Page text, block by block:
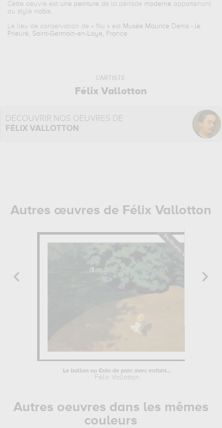
Cette oeuvre est une peinture de la période moderne appartenant
au style nabis.
Le lieu de conservation de « Nu » est Musée Maurice Denis - le
Prieuré, Saint-Germain-en-Laye, France.
L'ARTISTE
Félix Vallotton
DÉCOUVRIR NOS OEUVRES DE
FÉLIX VALLOTTON
Autres œuvres de Félix Vallotton
Le ballon ou Coin de parc avec enfant...
Félix Vallotton
Autres oeuvres dans les mêmes
couleurs